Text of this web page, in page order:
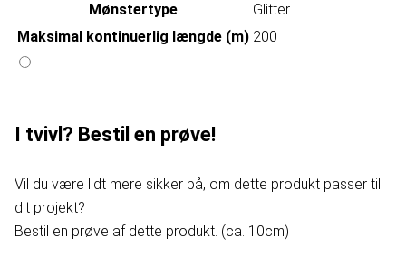
Mønstertype
Glitter
Maksimal kontinuerlig længde (m) 200
I tvivl? Bestil en prøve!
Vil du være lidt mere sikker på, om dette produkt passer til
dit projekt?
Bestil en prøve af dette produkt. (ca. 10cm)